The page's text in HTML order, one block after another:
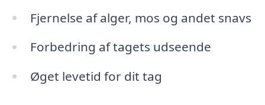
Fjernelse af alger, mos og andet snavs
Forbedring af tagets udseende
Øget levetid for dit tag